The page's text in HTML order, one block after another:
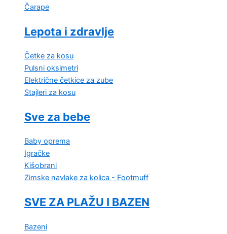
Čarape
Lepota i zdravlje
Četke za kosu
Pulsni oksimetri
Električne četkice za zube
Stajleri za kosu
Sve za bebe
Baby oprema
Igračke
Kišobrani
Zimske navlake za kolica - Footmuff
SVE ZA PLAŽU I BAZEN
Bazeni